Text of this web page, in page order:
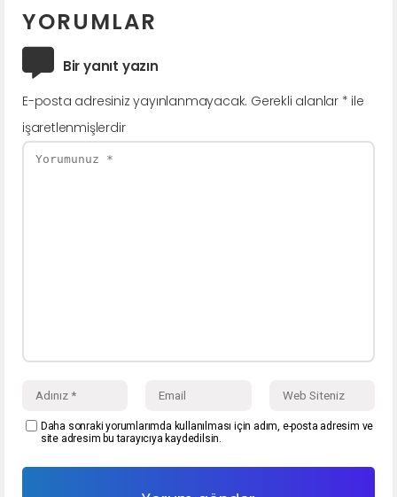
YORUMLAR
Bir yanıt yazın
E-posta adresiniz yayınlanmayacak. Gerekli alanlar * ile
işaretlenmişlerdir
Daha sonraki yorumlarımda kullanılması için adım, e-posta adresim ve
site adresim bu tarayıcıya kaydedilsin.